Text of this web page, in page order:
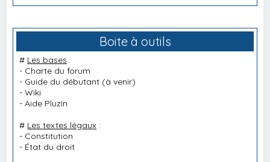
Boite à outils
# Les bases :
- Charte du forum
- Guide du débutant (à venir)
-Wiki
-Aide PluzIn
# Les textes légaux :
- Constitution
- État du droit